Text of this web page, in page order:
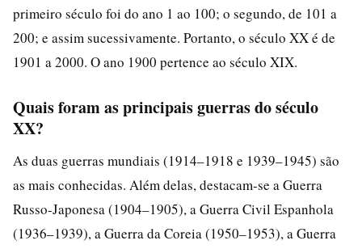
primeiro século foi do ano 1 ao 100; o segundo, de 101 a
200; e assim sucessivamente. Portanto, o século XX é de
1901 a 2000. O ano 1900 pertence ao século XIX.
Quais foram as principais guerras do século
XX?
As duas guerras mundiais (1914–1918 e 1939–1945) são
as mais conhecidas. Além delas, destacam-se a Guerra
Russo-Japonesa (1904–1905), a Guerra Civil Espanhola
(1936–1939), a Guerra da Coreia (1950–1953), a Guerra